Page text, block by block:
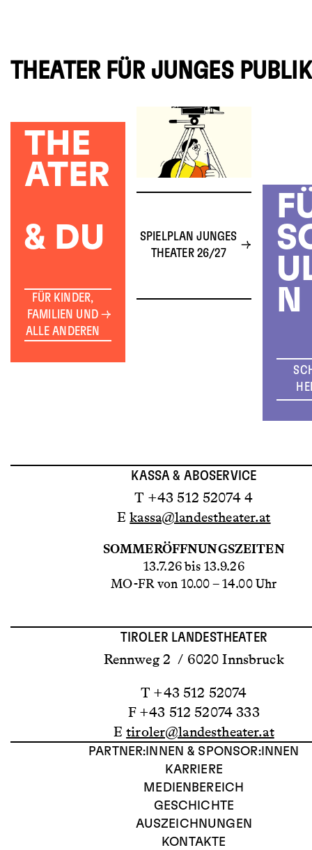
THEATER FÜR JUNGES
THE
ATER
& DU
FÜR KINDER,
FAMILIEN UND
ALLE ANDEREN
SPIELPLAN JUNGES
THEATER 26/27
N
KASSA & ABOSERVICE
T +43 512 52074 4
Ekassa@landestheater.at
SOMMERÖFFNUNGSZEITEN
13.7.26 bis 13.9.26
MO-FR von 10.00 – 14.00 Uhr
TIROLER LANDESTHEATER
Rennweg 2 / 6020 Innsbruck
T +43 512 52074
F +43 512 52074 333
Etiroler@landestheater.at
PARTNER:INNEN & SPONSOR:INNEN
KARRIERE
MEDIENBEREICH
GESCHICHTE
AUSZEICHNUNGEN
KONTAKTE